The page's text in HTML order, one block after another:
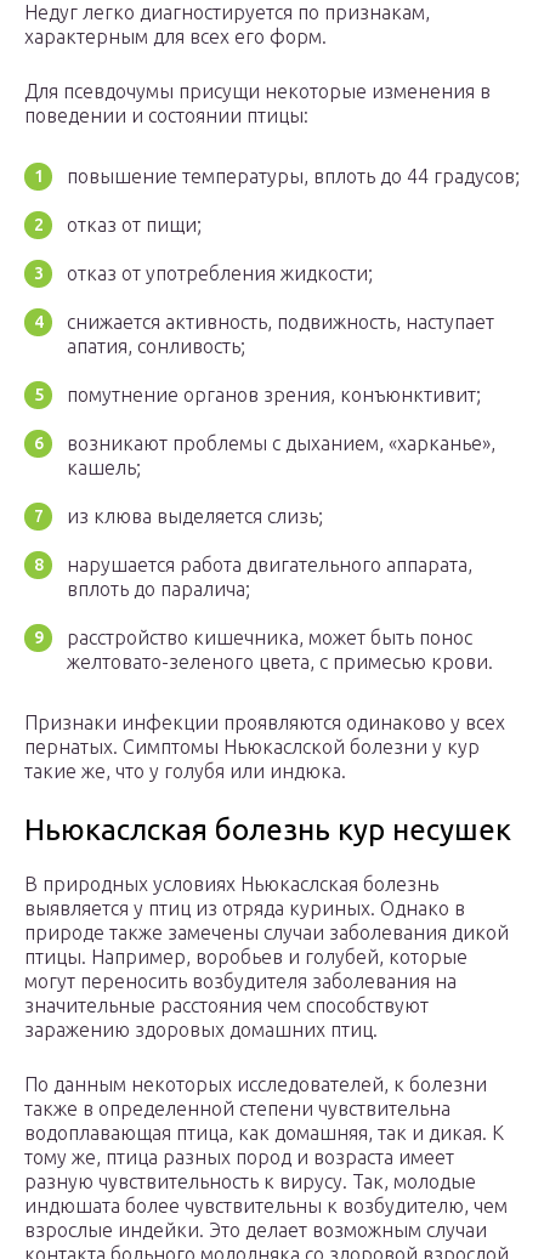
Недуг легко диагностируется по признакам,
характерным для всех его форм.
Для псевдочумы присущи некоторые изменения в
поведении и состоянии птицы:
повышение температуры, вплоть до 44 градусов;
отказ от пищи;
отказ от употребления жидкости;
снижается активность, подвижность, наступает
апатия, сонливость;
помутнение органов зрения, конъюнктивит;
возникают проблемы с дыханием, «харканье»,
кашель;
из клюва выделяется слизь;
нарушается работа двигательного аппарата,
вплоть до паралича;
расстройство кишечника, может быть понос
желтовато-зеленого цвета, с примесью крови.
Признаки инфекции проявляются одинаково у всех
пернатых. Симптомы Ньюкаслской болезни у кур
такие же, что у голубя или индюка.
Ньюкаслская болезнь кур несушек
В природных условиях Ньюкаслская болезнь
выявляется у птиц из отряда куриных. Однако в
природе также замечены случаи заболевания дикой
птицы. Например, воробьев и голубей, которые
могут переносить возбудителя заболевания на
значительные расстояния чем способствуют
заражению здоровых домашних птиц.
По данным некоторых исследователей, к болезни
также в определенной степени чувствительна
водоплавающая птица, как домашняя, так и дикая. К
тому же, птица разных пород и возраста имеет
разную чувствительность к вирусу. Так, молодые
индюшата более чувствительны к возбудителю, чем
взрослые индейки. Это делает возможным случаи
контакта больного молодняка со здоровой взрослой